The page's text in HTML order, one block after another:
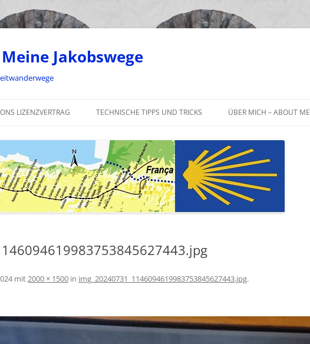
Jakobswege
LIZENZVERTRAG TECHNISCHE TIPPS UND TRICKS ÜBER MICH – ABOUT ME
mit2000 × 1500 in img_20240731_1146094619983753845627443.jpg.